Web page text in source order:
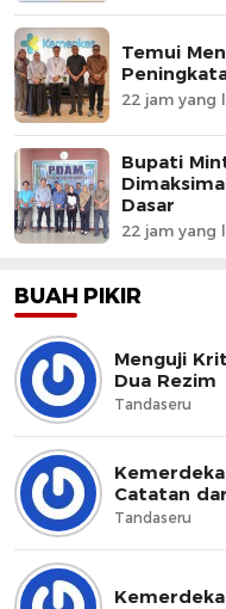
Temui
22 jam yang
Bupati
Dasar
22 jam yang
BUAH PIKIR
Menguji
Dua Rezim
Tandaseru
Catatan
Tandaseru